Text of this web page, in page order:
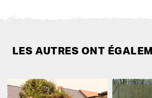
LES AUTRES ONT